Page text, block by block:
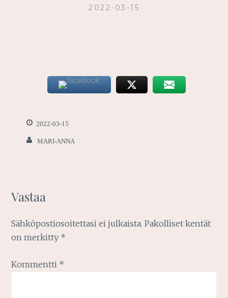
2022-03-15
2022-03-15
MARI-ANNA
Vastaa
Sähköpostiosoitettasi ei julkaista. Pakolliset kentät
on merkitty *
Kommentti *